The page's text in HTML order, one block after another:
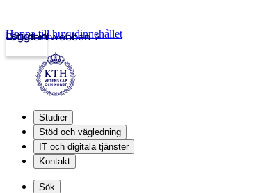
Studentwebben
Logga in
Hoppa till huvudinnehållet
Studier
Stöd och vägledning
IT och digitala tjänster
Kontakt
Sök